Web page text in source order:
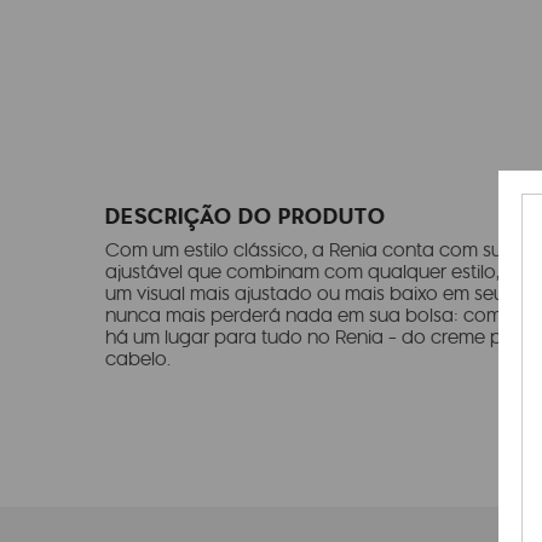
DESCRIÇÃO DO PRODUTO
Com um estilo clássico, a Renia conta com sua
ajustável que combinam com qualquer estilo,
um visual mais ajustado ou mais baixo em seu
nunca mais perderá nada em sua bolsa: com
há um lugar para tudo no Renia - do creme para
cabelo.